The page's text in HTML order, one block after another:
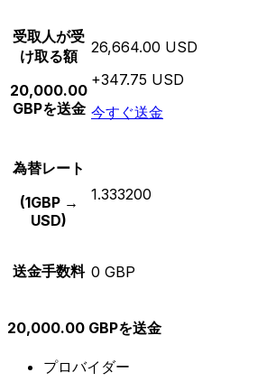
受取人が受
け取る額
20,000.00
GBPを送金
26,664.00 USD
+347.75 USD
今すぐ送金
為替レート
(1GBP →
USD)
1.333200
送金手数料 0 GBP
20,000.00 GBPを送金
プロバイダー